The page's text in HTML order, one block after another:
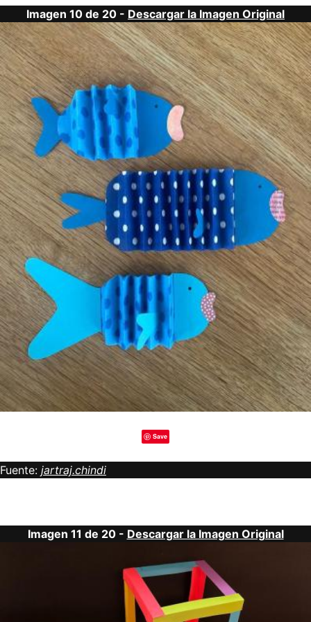
Imagen 10 de 20 - Descargar la Imagen Original
Save
Fuente: jartraj.chindi
Imagen 11 de 20 - Descargar la Imagen Original